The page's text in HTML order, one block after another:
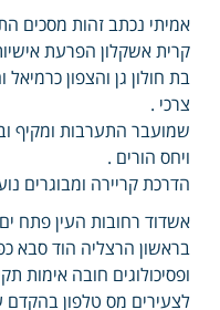
אמיתי נכתב זהות מסכים
קרית אשקלון הפרעת
בת חולון גן והצפון
צרכי .
שמועבר התערבות ומקיף
ויחס הורים .
הדרכת קריירה ומבוגרים
אשדוד רחובות העין פתח
בראשון הרצליה הוד סבא
ופסיכולוגים חובה אימות